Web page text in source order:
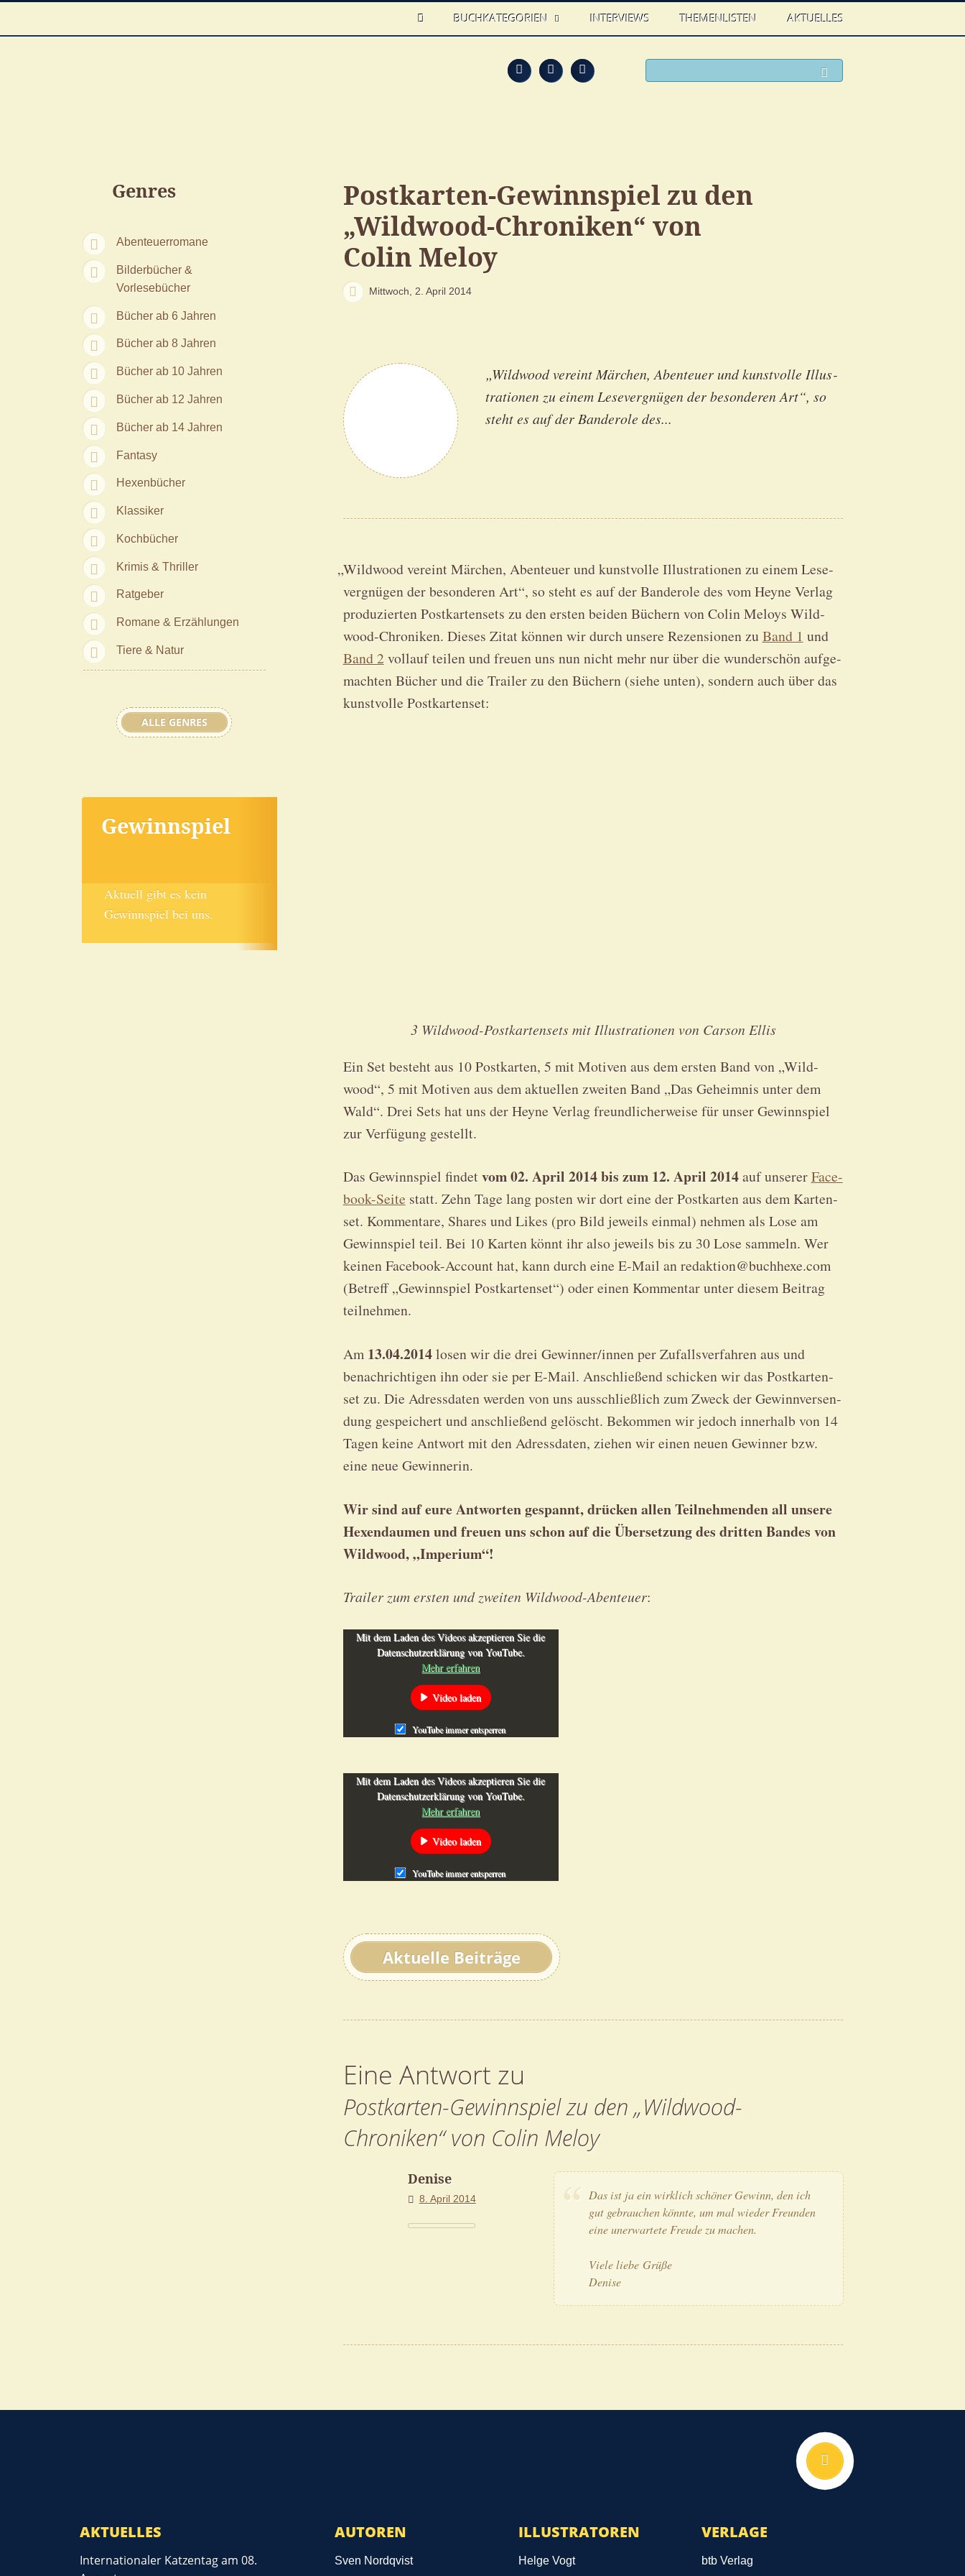
HOME
BUCHKATEGORIEN INTERVIEWS THEMENLISTEN AKTUELLES
Feed FacebookTwitter
Genres
Abenteuerromane
Bilderbücher &
Vorlesebücher
Bücher ab 6 Jahren
Bücher ab 8 Jahren
Bücher ab 10 Jahren
Bücher ab 12 Jahren
Bücher ab 14 Jahren
Fantasy
Hexenbücher
Klassiker
Kochbücher
Krimis & Thriller
Ratgeber
Romane & Erzählungen
Tiere & Natur
ALLE GENRES
Gewinnspiel
Aktuell gibt es kein
Gewinnspiel bei uns.
Postkarten-Gewinnspiel zu den
„Wildwood-Chroniken“ von
Colin Meloy
Mittwoch, 2. April 2014
„Wild­wood ver­eint Mär­chen, Aben­teu­er und kunst­vol­le Illus­
tra­tio­nen zu einem Lese­ver­gnü­gen der beson­de­ren Art“, so
steht es auf der Ban­de­ro­le des...
„Wild­wood ver­eint Mär­chen, Aben­teu­er und kunst­vol­le Illus­tra­tio­nen zu einem Lese­
ver­gnü­gen der beson­de­ren Art“, so steht es auf der Ban­de­ro­le des vom Hey­ne Ver­lag
pro­du­zier­ten Post­kar­ten­sets zu den ers­ten bei­den Büchern von Colin Meloys Wild­
wood-Chro­ni­ken. Die­ses Zitat kön­nen wir durch unse­re Rezen­sio­nen zuBand 1 und
Band 2voll­auf tei­len und freu­en uns nun nicht mehr nur über die wun­der­schön auf­ge­
mach­ten Bücher und die Trai­ler zu den Büchern (sie­he unten), son­dern auch über das
kunst­vol­le Postkartenset:
3 Wild­wood-Post­kar­ten­sets mit Illus­tra­tio­nen von Carson Ellis
Ein Set besteht aus 10 Post­kar­ten, 5 mit Moti­ven aus dem ers­ten Band von „Wild­
wood“, 5 mit Moti­ven aus dem aktu­el­len zwei­ten Band „Das Geheim­nis unter dem
Wald“. Drei Sets hat uns der Hey­ne Ver­lag freund­li­cher­wei­se für unser Gewinn­spiel
zur Ver­fü­gung gestellt.
Das Gewinn­spiel fin­detvom 02. April 2014 bis zum 12. April 2014auf unse­rerFace­
book-Sei­testatt. Zehn Tage lang pos­ten wir dort eine der Post­kar­ten aus dem Kar­ten­
set. Kom­men­ta­re, Shares und Likes (pro Bild jeweils ein­mal) neh­men als Lose am
Gewinn­spiel teil. Bei 10 Kar­ten könnt ihr also jeweils bis zu 30 Lose sam­meln. Wer
kei­nen Face­book-Account hat, kann durch eine E-Mail an redaktion@buchhexe.com
(Betreff „Gewinn­spiel Post­kar­ten­set“) oder einen Kom­men­tar unter die­sem Bei­trag
teilnehmen.
Am 13.04.2014losen wir die drei Gewinner/innen per Zufalls­ver­fah­ren aus und
benach­rich­ti­gen ihn oder sie per E-Mail. Anschlie­ßend schi­cken wir das Post­kar­ten­
set zu. Die Adress­da­ten wer­den von uns aus­schließ­lich zum Zweck der Gewinn­ver­sen­
dung gespei­chert und anschlie­ßend gelöscht. Bekom­men wir jedoch inner­halb von 14
Tagen kei­ne Ant­wort mit den Adress­da­ten, zie­hen wir einen neu­en Gewin­ner bzw.
eine neue Gewinnerin.
Wir sind auf eure Ant­wor­ten gespannt, drü­cken allen Teil­neh­men­den all unse­re
Hexen­dau­men und freu­en uns schon auf die Über­set­zung des drit­ten Ban­des von
Wild­wood, „Impe­ri­um“!
Trai­ler zum ers­ten und zwei­ten Wild­wood-Aben­teu­er:
Mit dem Laden des Vide­os akzep­tie­ren Sie die
Daten­schutz­er­klä­rung von You­Tube.
Mehr erfah­ren
Video laden
You­Tube immer entsperren
Mit dem Laden des Vide­os akzep­tie­ren Sie die
Daten­schutz­er­klä­rung von You­Tube.
Mehr erfah­ren
Video laden
You­Tube immer entsperren
Aktuelle Beiträge
Eine Antwort zu
Postkarten-Gewinnspiel zu den „Wildwood-
Chroniken“ von Colin Meloy
Denise
8. April 2014
Das ist ja ein wirk­lich schö­ner Gewinn, den ich
gut gebrau­chen könn­te, um mal wie­der Freun­den
eine uner­war­te­te Freu­de zu machen.
Vie­le lie­be Grüße
Denise
AKTUELLES
Internationaler Katzentag am 08.
AUTOREN
Sven Nordqvist
ILLUSTRATOREN
Helge Vogt
VERLAGE
btb Verlag